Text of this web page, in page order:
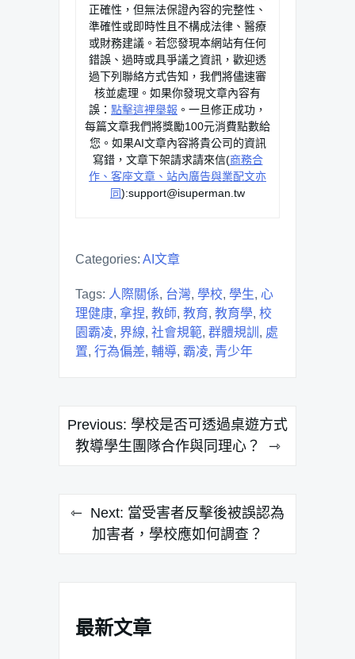
正確性，但無法保證內容的完整性、
準確性或即時性且不構成法律、醫療
或財務建議。若您發現本網站有任何
錯誤、過時或具爭議之資訊，歡迎透
過下列聯絡方式告知，我們將儘速審
核並處理。如果你發現文章內容有
誤： 點擊這裡舉報 。一旦修正成功，
每篇文章我們將獎勵100元消費點數給
您。如果AI文章內容將貴公司的資訊
寫錯，文章下架請求請來信(商務合
作、客座文章、站內廣告與業配文亦
同):support@isuperman.tw
Categories: AI文章
Tags: 人際關係, 台灣, 學校, 學生, 心
理健康, 拿捏, 教師, 教育, 教育學, 校
園霸凌, 界線, 社會規範, 群體規訓 , 處
置, 行為偏差, 輔導, 霸凌, 青少年
文
章
覽
Previous: 學校是否可透過桌遊方式
教導學生團隊合作與同理心？
Next: 當受害者反擊後被誤認為
加害者，學校應如何調查？
最新文章